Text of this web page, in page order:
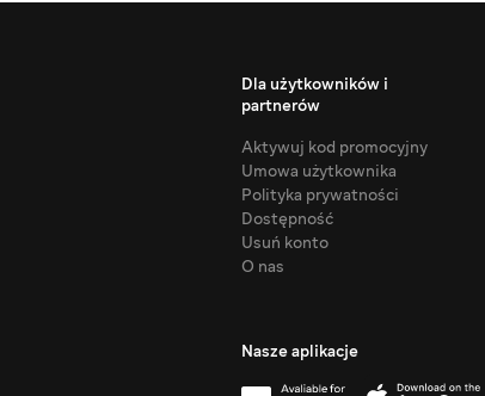
Dla użytkowników i
partnerów
Aktywuj kod promocyjny
Umowa użytkownika
Polityka prywatności
Dostępność
Usuń konto
O nas
Nasze aplikacje